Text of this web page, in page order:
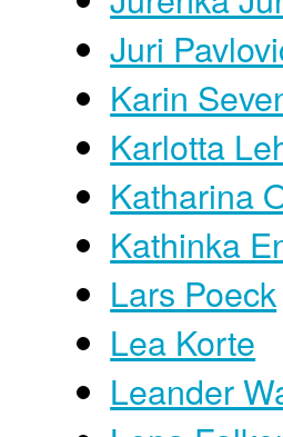
Juri
Karin
Karlotta
Katharina
Kathinka
Lars Poeck
Lea Korte
Leander